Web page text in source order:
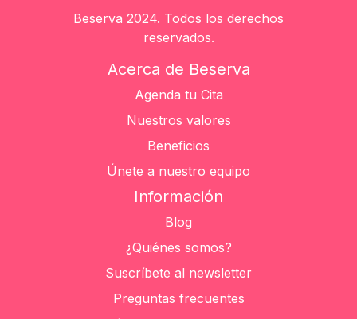
Beserva 2024. Todos los derechos
reservados.
Acerca de Beserva
Agenda tu Cita
Nuestros valores
Beneficios
Únete a nuestro equipo
Información
Blog
¿Quiénes somos?
Suscríbete al newsletter
Preguntas frecuentes